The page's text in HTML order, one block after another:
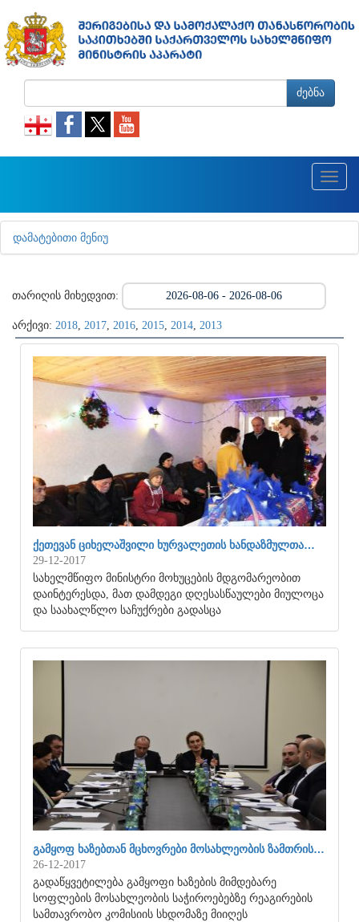
ძებნა
Toggle
ᲓᲐᲛᲐᲢᲔᲑᲘᲗᲘ ᲛᲔᲜᲘᲣ
თარიღის მიხედვით:
არქივი: 2018, 2017, 2016, 2015, 2014, 2013
ᲥᲔᲗᲔᲕᲐᲜ ᲪᲘᲮᲔᲚᲐᲨᲕᲘᲚᲘ ᲮᲣᲠᲕᲐᲚᲔᲗᲘᲡ ᲮᲐᲜᲓᲐᲖᲛᲣᲚᲗᲐ…
29-12-2017
სახელმწიფო მინისტრი მოხუცების მდგომარეობით
დაინტერესდა, მათ დამდეგი დღესასწაულები მიულოცა
და საახალწლო საჩუქრები გადასცა
ᲒᲐᲛᲧᲝᲤ ᲮᲐᲖᲔᲑᲗᲐᲜ ᲛᲪᲮᲝᲕᲠᲔᲑᲘ ᲛᲝᲡᲐᲮᲚᲔᲝᲑᲘᲡ ᲖᲐᲛᲗᲠᲘᲡ…
26-12-2017
გადაწყვეტილება გამყოფი ხაზების მიმდებარე
სოფლების მოსახლეობის საჭიროებებზე რეაგირების
სამთავრობო კომისიის სხდომაზე მიიღეს